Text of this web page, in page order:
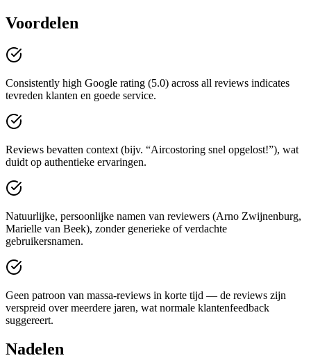
Voordelen
Consistently high Google rating (5.0) across all reviews indicates
tevreden klanten en goede service.
Reviews bevatten context (bijv. “Aircostoring snel opgelost!”), wat
duidt op authentieke ervaringen.
Natuurlijke, persoonlijke namen van reviewers (Arno Zwijnenburg,
Marielle van Beek), zonder generieke of verdachte
gebruikersnamen.
Geen patroon van massa-reviews in korte tijd — de reviews zijn
verspreid over meerdere jaren, wat normale klantenfeedback
suggereert.
Nadelen